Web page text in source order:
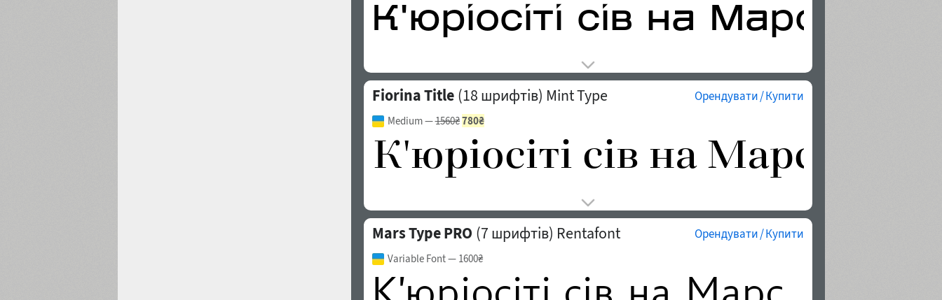
Fiorina Title (18 шрифтів) Mint Type Орендувати / Купити
Medium—1560₴780₴
Mars Type PRO (7 шрифтів) Rentafont Орендувати / Купити
Variable Font— 1600₴